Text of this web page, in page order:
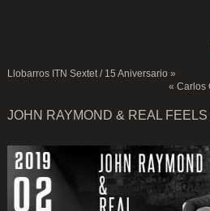
Llobarros ITN Sextet / 15 Aniversario »
« Carlos
JOHN RAYMOND & REAL